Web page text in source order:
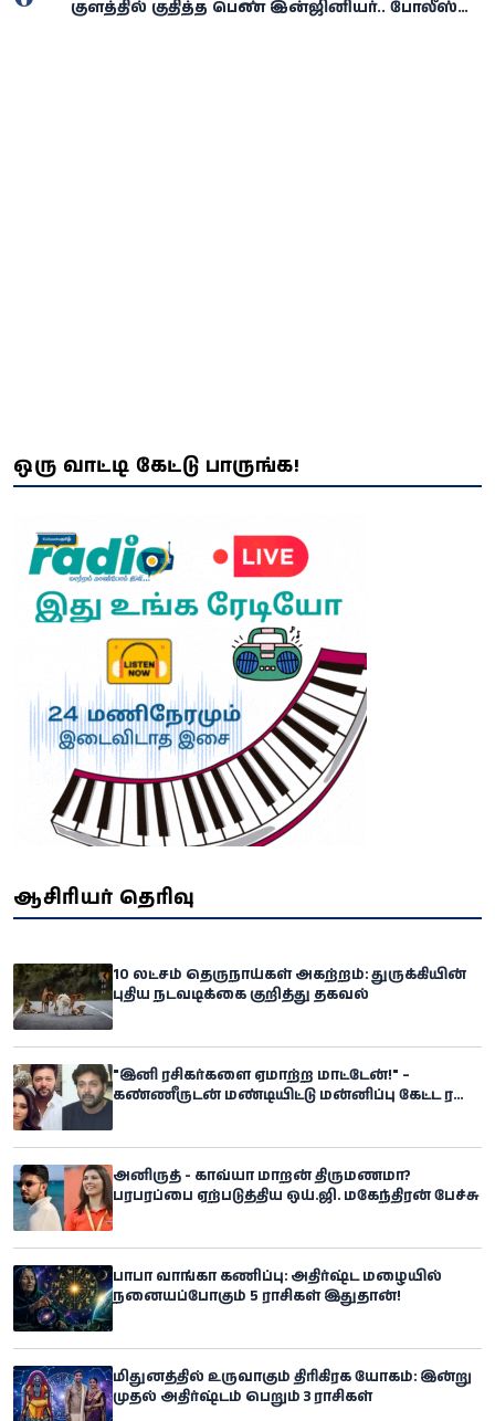
குளத்தில் குதித்த பெண் இன்ஜினியர்.. போலீஸ்
ஒரு வாட்டி கேட்டு பாருங்க!
ஆசிரியர் தெரிவு
10 லட்சம் தெருநாய்கள் அகற்றம்: துருக்கியின்
புதிய நடவடிக்கை குறித்து தகவல்
"இனி ரசிகர்களை ஏமாற்ற மாட்டேன்!" –
கண்ணீருடன் மண்டியிட்டு மன்னிப்பு கேட்ட ரவி
அனிருத் - காவ்யா மாறன் திருமணமா?
பரபரப்பை ஏற்படுத்திய ஒய்.ஜி. மகேந்திரன் பேச்சு
பாபா வாங்கா கணிப்பு: அதிர்ஷ்ட மழையில்
நனையப்போகும் 5 ராசிகள் இதுதான்!
மிதுனத்தில் உருவாகும் திரிகிரக யோகம்: இன்று
முதல் அதிர்ஷ்டம் பெறும் 3 ராசிகள்